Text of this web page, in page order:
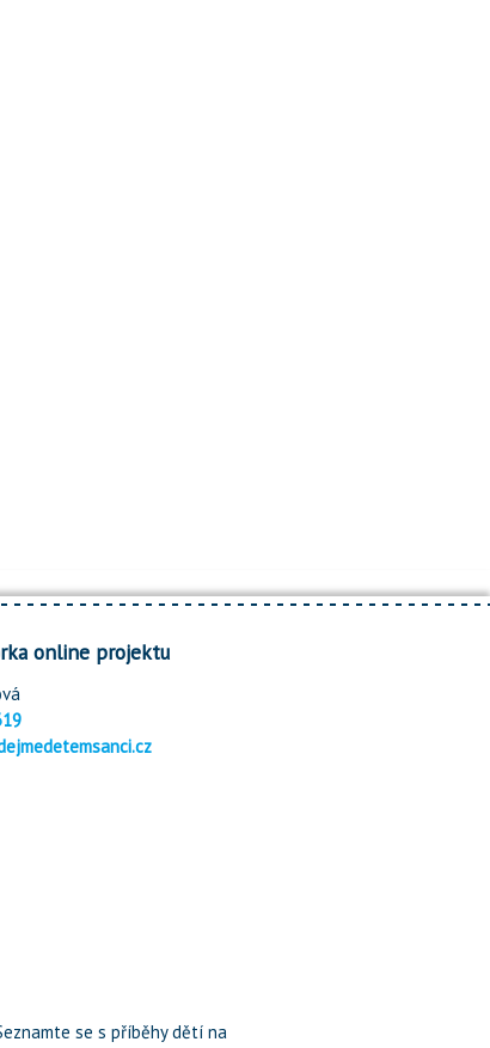
online projektu
se s příběhy dětí na